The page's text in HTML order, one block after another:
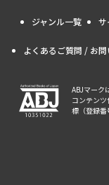
ジャンル一覧 サ
よくあるご質問 / お
ABJマーク
コンテン
標（登録番